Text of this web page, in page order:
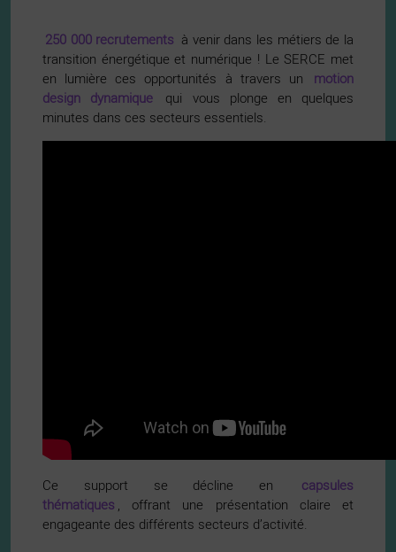
250 000 recrutements à venir dans les métiers de la
transition énergétique et numérique ! Le SERCE met
en lumière ces opportunités à travers un
motion
design dynamique
qui vous plonge en quelques
minutes dans ces secteurs essentiels.
Ce support se décline en
capsules
thématiques , offrant une présentation claire et
engageante des différents secteurs d’activité.